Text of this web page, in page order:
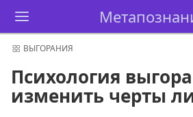
ВЫГОРАНИЯ
Психология
изменить черты